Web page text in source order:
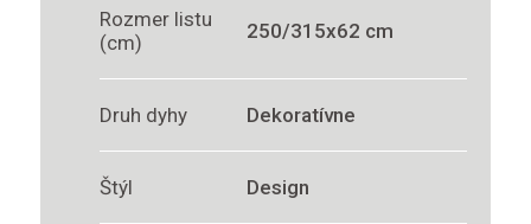
Rozmer listu
(cm)
250/315x62 cm
Druh dyhy Dekoratívne
Štýl Design